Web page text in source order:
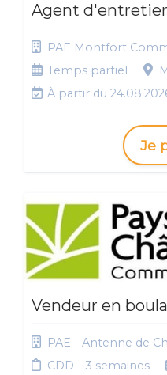
Agent
PAE Montfort
Temps partiel
À partir du
Je
Vendeur en
PAE - Antenne de
CDD - 3 semaines